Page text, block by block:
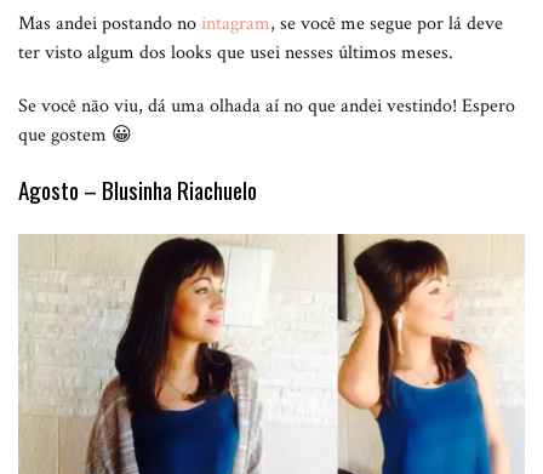
Mas andei postando nointagram, se você me segue por lá deve
ter visto algum dos looks que usei nesses últimos meses.
Se você não viu, dá uma olhada aí no que andei vestindo! Espero
que gostem 😀
Agosto – Blusinha Riachuelo